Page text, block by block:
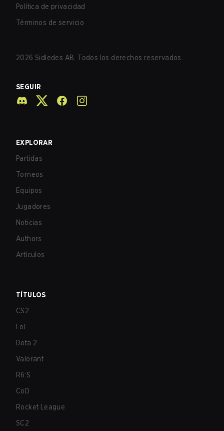
Política de privacidad
Términos de servicio
2026 Sidledes AB. Todos los derechos reservados.
SEGUIR
EXPLORAR
Partidas
Torneos
Equipos
Jugadores
Noticias
Authors
Artículos
TÍTULOS
CS2
LoL
Dota 2
Valorant
R6:S
CoD
Rocket League
SC2